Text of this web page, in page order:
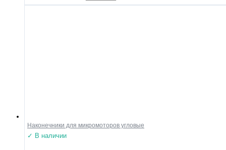
Наконечники для микромоторов угловые
✓ В наличии